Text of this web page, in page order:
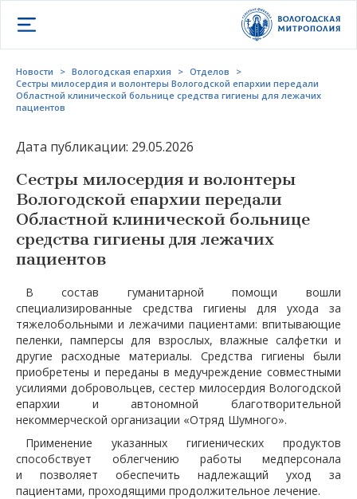
Открыть меню
Новости > Вологодская епархия > Отделов
>
Сестры милосердия и волонтеры Вологодской епархии передали
Областной клинической больнице средства гигиены для лежачих
пациентов
Дата публикации: 29.05.2026
Сестры милосердия и волонтеры
Вологодской епархии передали
Областной клинической больнице
средства гигиены для лежачих
пациентов
В состав гуманитарной помощи вошли
специализированные средства гигиены для ухода за
тяжелобольными и лежачими пациентами: впитывающие
пеленки, памперсы для взрослых, влажные салфетки и
другие расходные материалы. Средства гигиены были
приобретены и переданы в медучреждение совместными
усилиями добровольцев, сестер милосердия Вологодской
епархии и автономной благотворительной
некоммерческой организации «Отряд Шумного».
Применение указанных гигиенических продуктов
способствует облегчению работы медперсонала
и позволяет обеспечить надлежащий уход за
пациентами, проходящими продолжительное лечение.